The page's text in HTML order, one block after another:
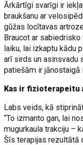
Ārkārtīgi svarīgi ir
braukšanu ar
gūžas locītavas
Braucot ar
laiku, lai izkaptu kādu
arī sirds un asinsvadu
patiešām ir jānostaigā
Kas ir fizioterapeitu
Labs veids, kā
“To izmanto gan, lai
mugurkaula trakciju –
Šīs terapijas rezultātā